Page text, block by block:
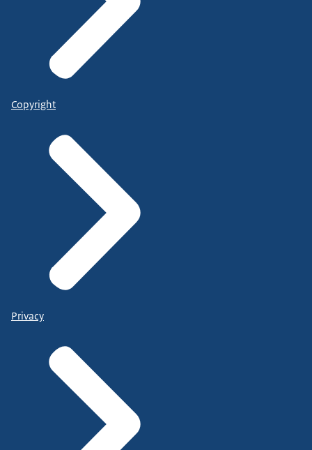
Copyright
Privacy